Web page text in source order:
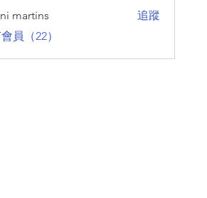
martins
追蹤
員（22）